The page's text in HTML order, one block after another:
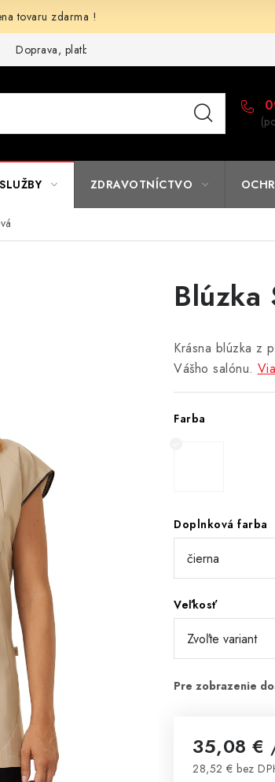
tovaru zdarma !
Doprava, platba a zľavy
ZDRAVOTNÍCTVO
Blúzka
Krásna blúzka z
Vášho salónu.
Farba
Doplnková farba
Veľkosť
35,08 €
28,52 € bez